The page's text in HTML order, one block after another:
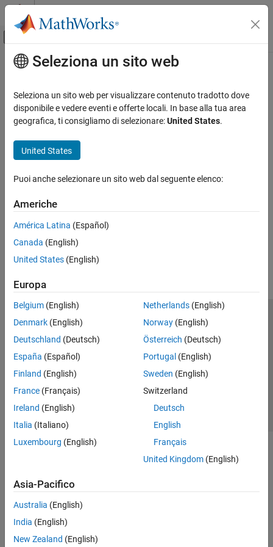
Vai al contenuto
Attiva/disattiva menu di navigazione
Pagina iniziale della documentazione
Contenuto principale
Seleziona un sito web
Seleziona un sito web per visualizzare contenuto tradotto dove
disponibile e vedere eventi e offerte locali. In base alla tua area
geografica, ti consigliamo di selezionare:United States.
United States
Puoi anche selezionare un sito web dal seguente elenco:
Americhe
América Latina (Español)
Canada (English)
United States (English)
Europa
Belgium (English)
Denmark (English)
Deutschland (Deutsch)
España (Español)
Finland (English)
France (Français)
Ireland (English)
Italia (Italiano)
Luxembourg (English)
Netherlands(English)
Norway(English)
Österreich (Deutsch)
Portugal (English)
Sweden (English)
Switzerland
Deutsch
English
Français
United Kingdom(English)
Asia-Pacifico
Australia (English)
India (English)
New Zealand (English)
Centro di fiducia
Informativa sulla privacy
Antipirateria
Stato dell'applicazione
Contatti
© 1994-2026 The MathWorks, Inc.